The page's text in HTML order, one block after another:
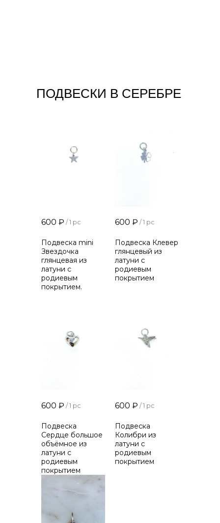
ПОДВЕСКИ В СЕРЕБРЕ
600 ₽ / 1 pc
Подвеска mini
Звездочка
глянцевая из
латуни с
родиевым
покрытием.
600 ₽ / 1 pc
Подвеска Клевер
глянцевый из
латуни с
родиевым
покрытием
600 ₽ / 1 pc
Подвеска
Сердце большое
объёмное из
латуни с
родиевым
покрытием
600 ₽ / 1 pc
Подвеска
Колибри из
латуни с
родиевым
покрытием